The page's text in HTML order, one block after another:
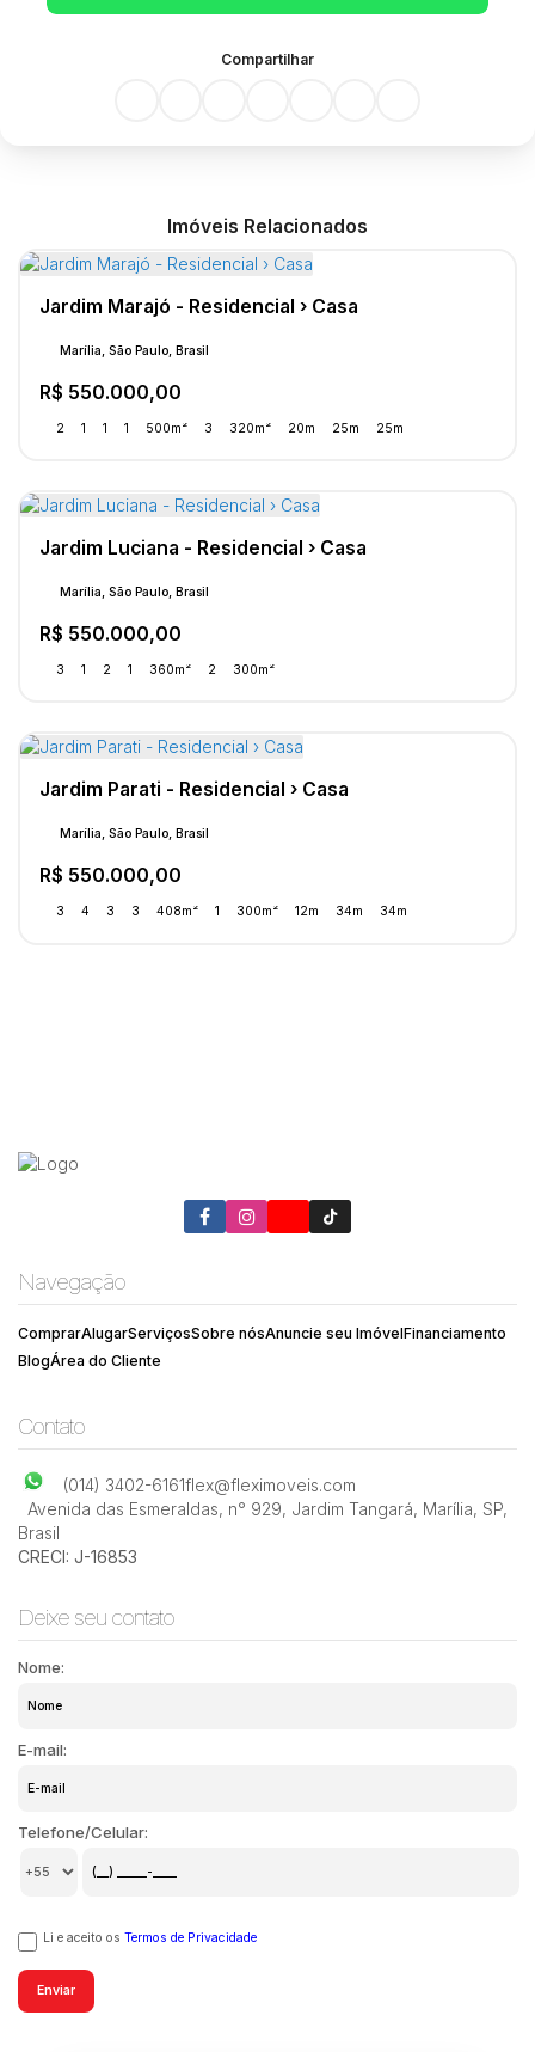
Compartilhar
Imóveis Relacionados
Jardim Marajó - Residencial › Casa
R$ 550.000,00
Marília, São Paulo, Brasil
2 1 1 1 500m² 3 320m² 20m 25m 25m
Jardim Luciana - Residencial › Casa
R$ 550.000,00
Marília, São Paulo, Brasil
3 1 2 1 360m² 2 300m²
Jardim Parati - Residencial › Casa
R$ 550.000,00
Marília, São Paulo, Brasil
3 4 3 3 408m² 1 300m² 12m 34m 34m
Navegação
ComprarAlugarServiçosSobre nósAnuncie seu ImóvelFinanciamento
BlogÁrea do Cliente
Contato
(014) 3402-6161flex@fleximoveis.com
Avenida das Esmeraldas, n° 929, Jardim Tangará, Marília, SP,
Brasil
CRECI: J-16853
Deixe seu contato
Nome:
E-mail:
Telefone/Celular:
Li e aceito os Termos de Privacidade